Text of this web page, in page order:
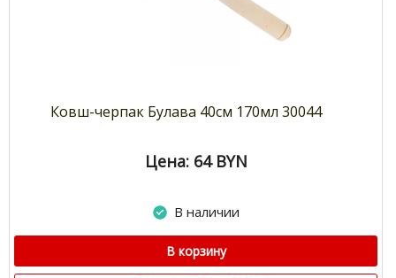
Ковш-черпак Булава 40см 170мл 30044
Цена: 64 BYN
В наличии
В корзину